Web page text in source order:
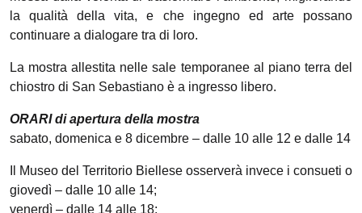
la qualità della vita, e che ingegno ed arte possano
continuare a dialogare tra di loro.
La mostra allestita nelle sale temporanee al piano terra del
chiostro di San Sebastiano è a ingresso libero.
ORARI di apertura della mostra
sabato, domenica e 8 dicembre – dalle 10 alle 12 e dalle 14
Il Museo del Territorio Biellese osserverà invece i consueti
giovedì – dalle 10 alle 14;
venerdì – da lle 14 alle 18;